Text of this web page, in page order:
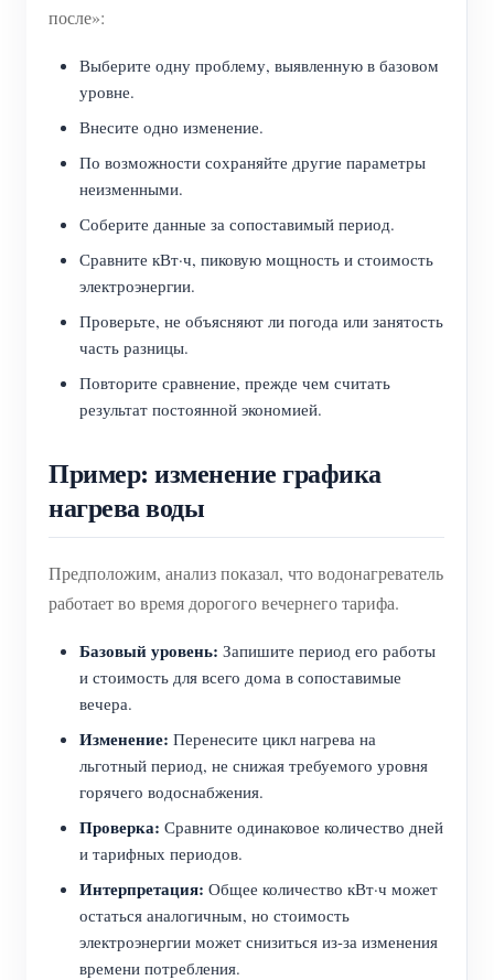
после»:
Выберите одну проблему, выявленную в базовом
уровне.
Внесите одно изменение.
По возможности сохраняйте другие параметры
неизменными.
Соберите данные за сопоставимый период.
Сравните кВт·ч, пиковую мощность и стоимость
электроэнергии.
Проверьте, не объясняют ли погода или занятость
часть разницы.
Повторите сравнение, прежде чем считать
результат постоянной экономией.
Пример: изменение графика
нагрева воды
Предположим, анализ показал, что водонагреватель
работает во время дорогого вечернего тарифа.
Базовый уровень: Запишите период его работы
и стоимость для всего дома в сопоставимые
вечера.
Изменение: Перенесите цикл нагрева на
льготный период, не снижая требуемого уровня
горячего водоснабжения.
Проверка: Сравните одинаковое количество дней
и тарифных периодов.
Интерпретация: Общее количество кВт·ч может
остаться аналогичным, но стоимость
электроэнергии может снизиться из-за изменения
времени потребления.